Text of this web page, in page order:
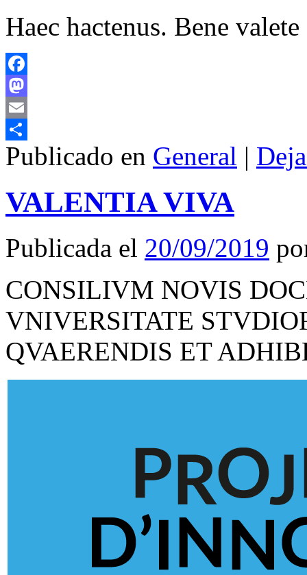
Haec hactenus. Bene valete
Facebook
Mastodon
Email
Compartir
Publicado en General |
VALENTIA VIVA
Publicada el 20/09/2019
CONSILIVM NOVIS
VNIVERSITATE
QVAERENDIS ET